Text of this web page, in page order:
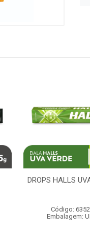
DROPS HALLS
Código:
Embalagem: